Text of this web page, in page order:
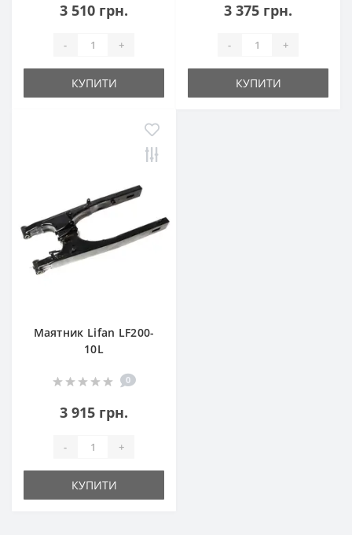
3 510 грн.
- +
КУПИТИ
3 375 грн.
- +
КУПИТИ
Маятник Lifan LF200-
10L
0
3 915 грн.
- +
КУПИТИ